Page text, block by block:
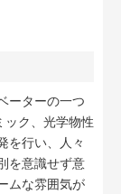
ーターの一つ
ック、光学物性
を行い、人々
を意識せず意
ムな雰囲気が